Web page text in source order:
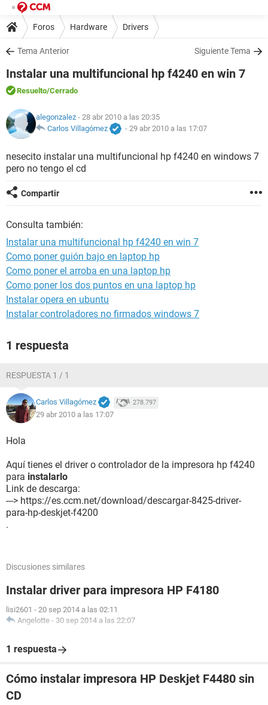
Foros Hardware Drivers
Tema Anterior Siguiente Tema
Instalar una multifuncional hp f4240 en win 7
Resuelto/Cerrado
alegonzalez - 28 abr 2010 a las 20:35
Carlos Villagómez
- 29 abr 2010 a las 17:07
nesecito instalar una multifuncional hp f4240 en windows 7
pero no tengo el cd
Compartir
Consulta también:
Instalar una multifuncional hp f4240 en win 7
Como poner guión bajo en laptop hp
Como poner el arroba en una laptop hp
Como poner los dos puntos en una laptop hp
Instalar opera en ubuntu
Instalar controladores no firmados windows 7
1 respuesta
RESPUESTA 1 / 1
Carlos Villagómez 278.797
29 abr 2010 a las 17:07
Hola
Aquí tienes el driver o controlador de la impresora hp f4240
para instalarlo
Link de descarga:
---> https://es.ccm.net/download/descargar-8425-driver-
para-hp-deskjet-f4200
.
Discusiones similares
Instalar driver para impresora HP F4180
lisi2601 - 20 sep 2014 a las 02:11
Angelotte - 30 sep 2014 a las 22:07
1 respuesta
Cómo instalar impresora HP Deskjet F4480 sin
CD